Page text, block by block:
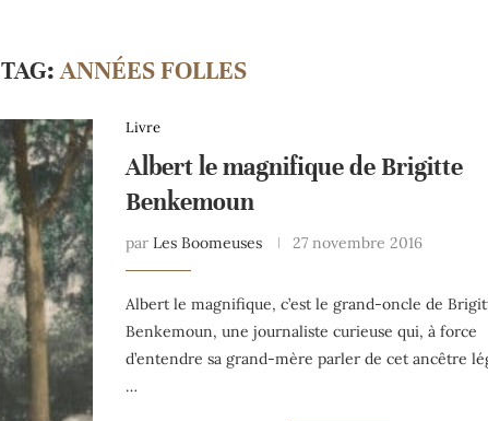
TAG:ANNÉES FOLLES
Livre
Albert le magnifique de Brigitte
Benkemoun
par Les Boomeuses 27 novembre 2016
Albert le magnifique, c’est le grand-oncle de
Benkemoun, une journaliste curieuse qui, à force
d’entendre sa grand-mère parler de cet ancêtre
…